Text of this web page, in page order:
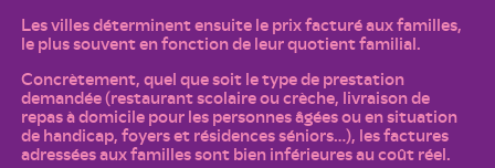
Les villes déterminent ensuite le prix facturé aux familles,
le plus souvent en fonction de leur quotient familial.
Concrètement, quel que soit le type de prestation
demandée (restaurant scolaire ou crèche, livraison de
repas à domicile pour les personnes âgées ou en situation
de handicap, foyers et résidences séniors…), les factures
adressées aux familles sont bien inférieures au coût réel.